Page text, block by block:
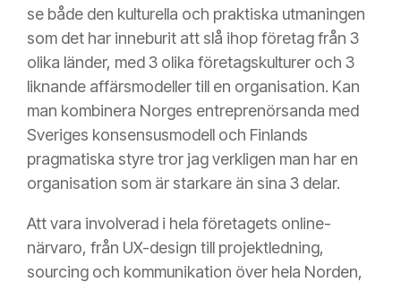
se både den kulturella och praktiska utmaningen
som det har inneburit att slå ihop företag från 3
olika länder, med 3 olika företagskulturer och 3
liknande affärsmodeller till en organisation. Kan
man kombinera Norges entreprenörsanda med
Sveriges konsensusmodell och Finlands
pragmatiska styre tror jag verkligen man har en
organisation som är starkare än sina 3 delar.
Att vara involverad i hela företagets online-
närvaro, från UX-design till projektledning,
sourcing och kommunikation över hela Norden,